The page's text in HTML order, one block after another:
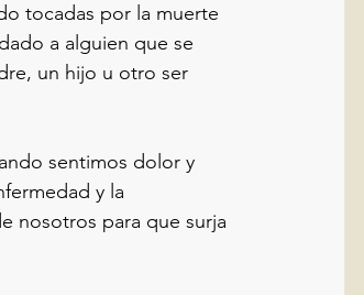
tocadas por la muerte
a alguien que se
un hijo u otro ser
sentimos dolor y
y la
nosotros para que surja